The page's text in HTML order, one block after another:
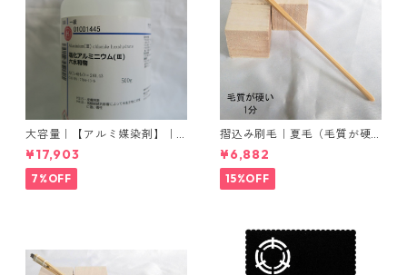
大容量｜【アルミ媒染剤】｜5
00g−5本入り｜塩化アルミニ
ウム
¥17,903
7%OFF
摺込み刷毛｜夏毛（毛質が硬
い）1分｜16本入り＊1セット
¥6,882
15%OFF